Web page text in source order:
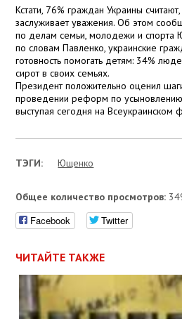
Кстати, 76% граждан Украины
заслуживает уважения. Об этом
по делам семьи, молодежи и спорта
по словам Павленко, украинские
готовность помогать детям: 34%
сирот в своих семьях.
Президент положительно оценил
проведении реформ по усыновлению
выступая сегодня на Всеукраинском
ТЭГИ: Ющенко
Общее количество просмотров:
Facebook Twitter
ЧИТАЙТЕ ТАКЖЕ